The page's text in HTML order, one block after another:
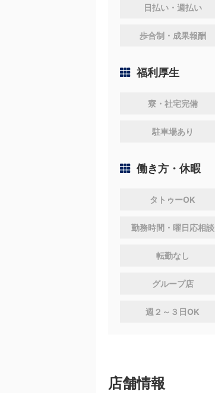
日払い・週払い
歩合制・成果報酬
福利厚生
寮・社宅完備
駐車場あり
働き方・休暇
タトゥーOK
勤務時間・曜日応相談
転勤なし
グループ店
週２～３日OK
店舗情報